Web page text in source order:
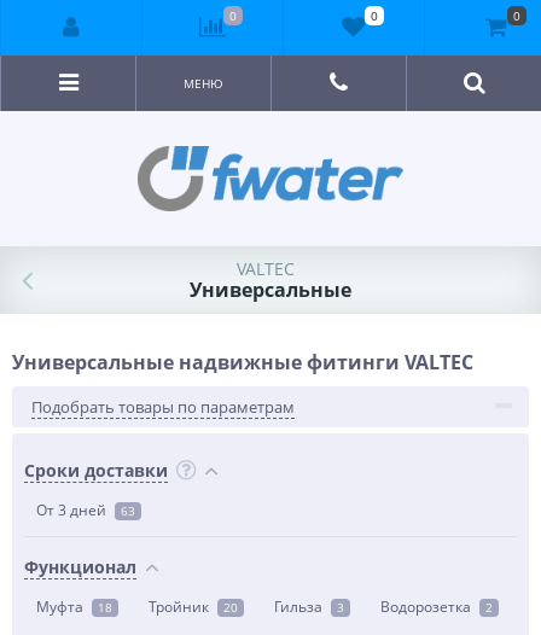
МЕНЮ
VALTEC
Универсальные
Универсальные надвижные фитинги VALTEC
Подобрать товары по параметрам
Сроки доставки
От 3 дней 63
Функционал
Муфта 18 Тройник 20 Гильза 3 Водорозетка 2
0 0 0